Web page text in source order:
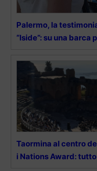
Palermo, la
“Iside”: su una
Taormina al centro
i Nations Award: